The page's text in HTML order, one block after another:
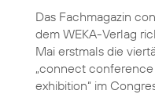
Das Fachmagazin
dem WEKA-Verlag
Mai erstmals die
„connect conference
exhibition“ im